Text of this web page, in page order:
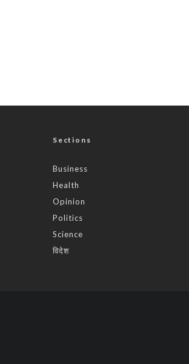
Sections
Business
Health
Opinion
Politics
Science
विदेश